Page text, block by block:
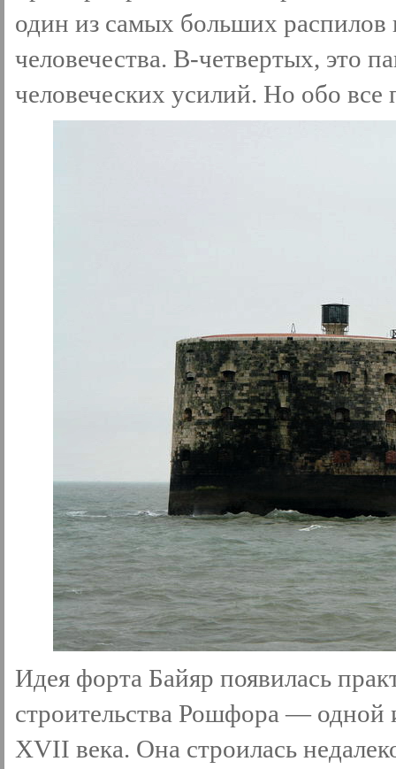
один из самых больших
человечества. В-четвертых, это
человеческих усилий. Но обо все
Идея форта Байяр появилась
строительства Рошфора —
XVII века. Она строилась